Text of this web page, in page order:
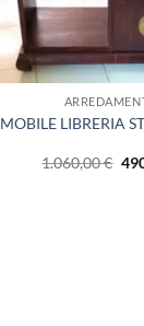
MOBILE LIBRERIA
1.060,00€ Il